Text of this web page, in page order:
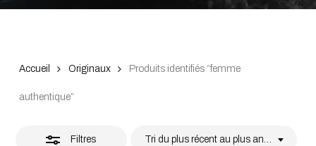
Accueil Originaux Produits identifiés “femme
authentique”
Filtres Tri du plus récent au plus ancien